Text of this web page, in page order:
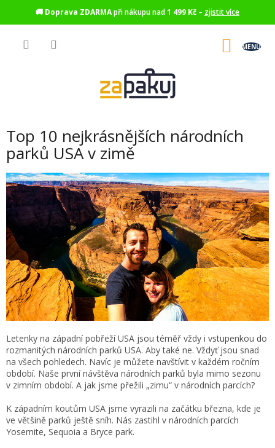
🚚 Doprava ZDARMApři nákupu nad1 499 Kč – zjistit více
Top 10 nejkrásnějších národních
parků USA v zimě
Letenky na západní pobřeží USA jsou téměř vždy i vstupenkou do
rozmanitých národních parků USA. Aby také ne. Vždyť jsou snad
na všech pohledech. Navíc je můžete navštívit v každém ročním
období. Naše první návštěva národních parků byla mimo sezonu
v zimním období. A jak jsme přežili „zimu“ v národních parcích?
K západním koutům USA jsme vyrazili na začátku března, kde je
ve většině parků ještě sníh. Nás zastihl v národních parcích
Yosemite, Sequoia a Bryce park.